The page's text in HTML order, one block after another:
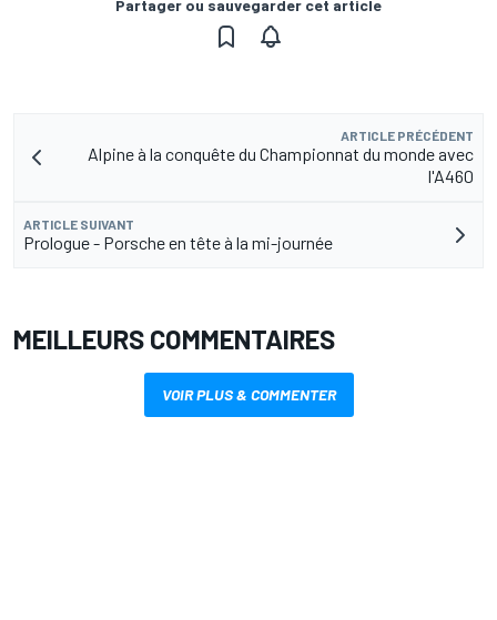
Partager ou sauvegarder cet article
ARTICLE PRÉCÉDENT
Alpine à la conquête du Championnat du monde avec
l'A460
ARTICLE SUIVANT
Prologue - Porsche en tête à la mi-journée
MEILLEURS COMMENTAIRES
VOIR PLUS & COMMENTER